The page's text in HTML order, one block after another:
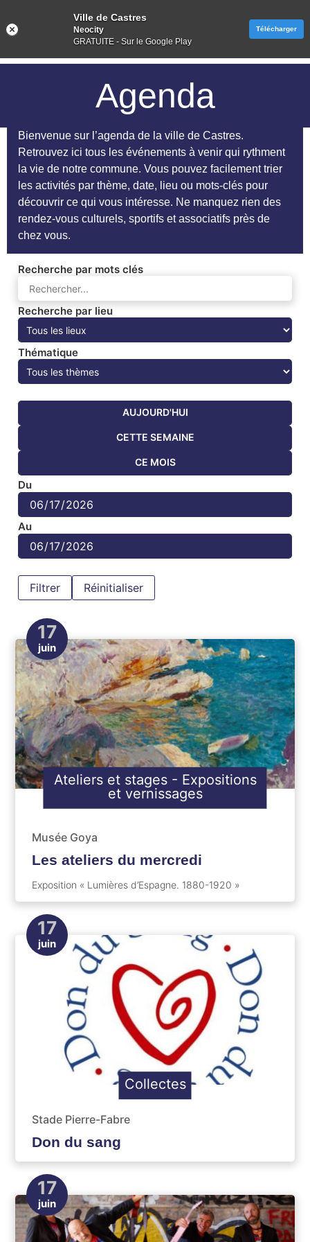
Agenda
Bienvenue sur l’agenda de la ville de Castres.
Retrouvez ici tous les événements à venir qui rythment
la vie de notre commune. Vous pouvez facilement trier
les activités par thème, date, lieu ou mots-clés pour
découvrir ce qui vous intéresse. Ne manquez rien des
rendez-vous culturels, sportifs et associatifs près de
chez vous.
Recherche par mots clés
Recherche par lieu
Thématique
AUJOURD'HUI
CETTE SEMAINE
CE MOIS
Du
Au
Réinitialiser
17
juin
Ateliers et stages - Expositions
et vernissages
Musée Goya
Les ateliers du mercredi
Exposition « Lumières d’Espagne. 1880-1920 »
17
juin
Collectes
Stade Pierre-Fabre
Don du sang
17
juin
Ville de Castres
Neocity
GRATUITE - Sur le Google Play
Télécharger